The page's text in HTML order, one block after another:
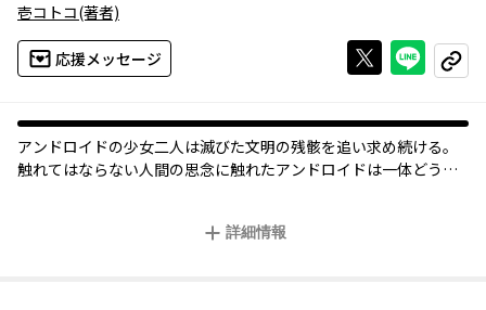
壱コトコ(著者)
応援メッセージ Xで投稿する
ライン
コピー
アンドロイドの少女二人は滅びた文明の残骸を追い求め続ける。
触れてはならない人間の思念に触れたアンドロイドは一体どうな
詳細情報